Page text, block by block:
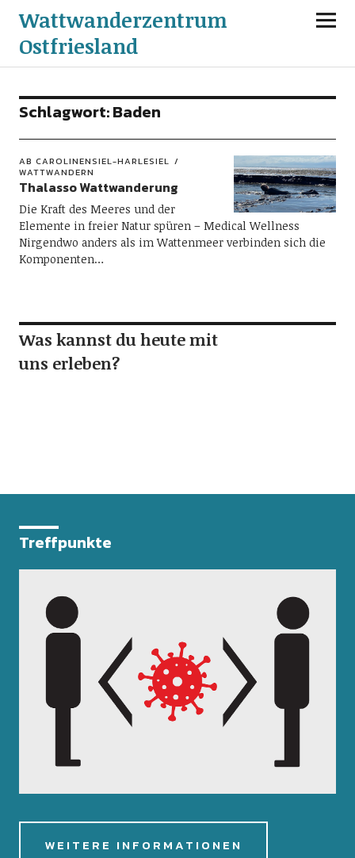
Wattwanderzentrum
Ostfriesland
Schlagwort:Baden
AB CAROLINENSIEL-HARLESIEL
WATTWANDERN
Thalasso Wattwanderung
Die Kraft des Meeres und der
Elemente in freier Natur spüren – Medical Wellness
Nirgendwo anders als im Wattenmeer verbinden sich die
Komponenten…
Was kannst du heute mit
uns erleben?
Treffpunkte
WEITERE INFORMATIONEN